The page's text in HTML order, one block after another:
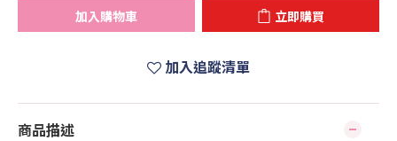
加入購物車 立即購買
加入追蹤清單
商品描述